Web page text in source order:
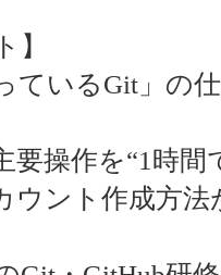
】
ているGit」の
要操作を“1時
ウント作成方